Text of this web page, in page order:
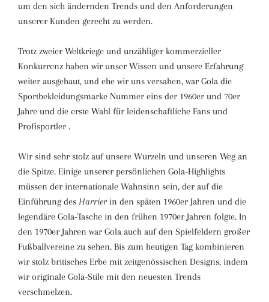
um den sich ändernden Trends und den Anforderungen
unserer Kunden gerecht zu werden.
Trotz zweier Weltkriege und unzähliger kommerzieller
Konkurrenz haben wir unser Wissen und unsere Erfahrung
weiter ausgebaut, und ehe wir uns versahen, war Gola die
Sportbekleidungsmarke Nummer eins der 1960er und 70er
Jahre und die erste Wahl für leidenschaftliche Fans und
Profisportler .
Wir sind sehr stolz auf unsere Wurzeln und unseren Weg an
die Spitze. Einige unserer persönlichen Gola-Highlights
müssen der internationale Wahnsinn sein, der auf die
Einführung des Harrierin den späten 1960er Jahren und die
legendäre Gola-Tasche in den frühen 1970er Jahren folgte. In
den 1970er Jahren war Gola auch auf den Spielfeldern großer
Fußballvereine zu sehen. Bis zum heutigen Tag kombinieren
wir stolz britisches Erbe mit zeitgenössischen Designs, indem
wir originale Gola-Stile mit den neuesten Trends
verschmelzen.